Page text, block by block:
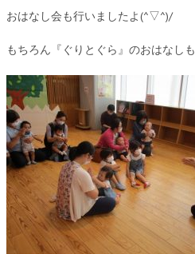
おはなし会も行いましたよ(^▽^)/
もちろん『ぐりとぐら』のおはなしも